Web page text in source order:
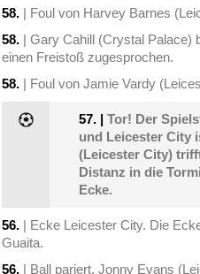
58. | Foul von Harvey Barnes
58. | Gary Cahill (Crystal Palace)
einen Freistoß zugesprochen.
58. | Foul von Jamie Vardy
57. |Tor! Der
und Leicester City
(Leicester City)
Distanz in die
Ecke.
56. | Ecke Leicester City. Die
Guaita.
56. | Ball pariert. Jonny Evans